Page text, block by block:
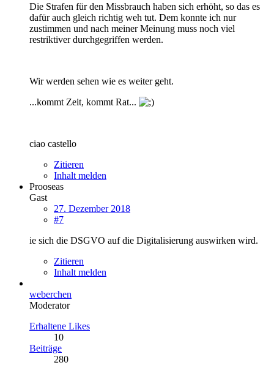
Die Strafen für den Missbrauch haben sich erhöht, so das es
dafür auch gleich richtig weh tut. Dem konnte ich nur
zustimmen und nach meiner Meinung muss noch viel
restriktiver durchgegriffen werden.
Wir werden sehen wie es weiter geht.
...kommt Zeit, kommt Rat...
ciao castello
Zitieren
Inhalt melden
Prooseas
Gast
27. Dezember 2018
#7
ie sich die DSGVO auf die Digitalisierung auswirken wird.
Zitieren
Inhalt melden
weberchen
Moderator
Erhaltene Likes
10
Beiträge
280